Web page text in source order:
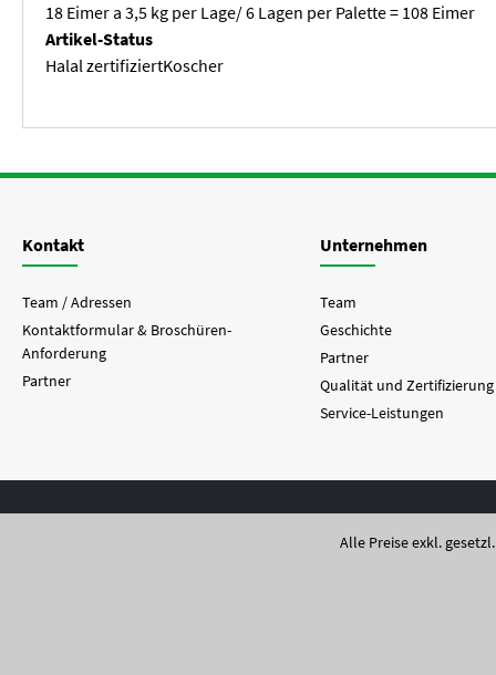
18 Eimer a 3,5 kg per Lage/ 6 Lagen per Palette = 108 Eimer
Artikel-Status
Halal zertifiziertKoscher
Kontakt
Team / Adressen
Kontaktformular & Broschüren-
Anforderung
Partner
Unternehmen
Team
Geschichte
Partner
Qualität und Zertifizierung
Service-Leistungen
Alle Preise exkl.